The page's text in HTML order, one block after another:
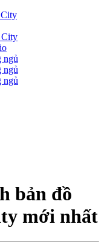
City
City
ngủ
ngủ
ngủ
bản đồ
mới nhất